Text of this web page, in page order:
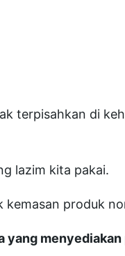
terpisahkan di
lazim kita pakai.
produk
yang